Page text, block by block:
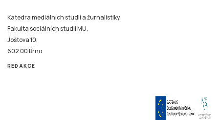
Katedra mediálních studií a žurnalistiky,
Fakulta sociálních studií MU,
Joštova 10,
602 00 Brno
REDAKCE